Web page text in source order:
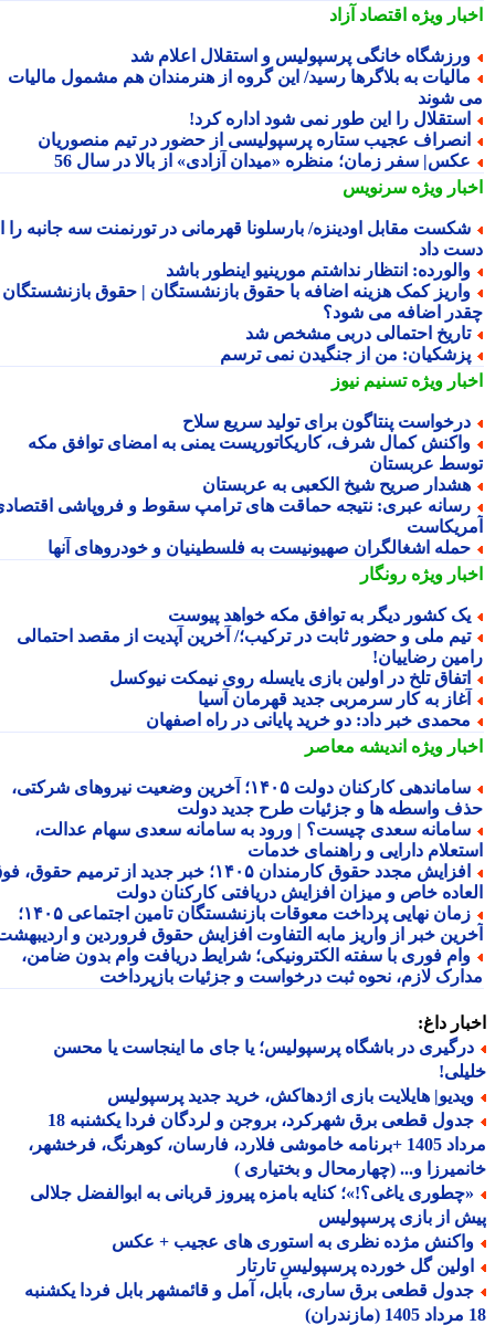
ویژهاقتصاد آزاد
خانگی پرسپولیس و استقلال اعلام شد
به بلاگرها رسید/ این گروه از هنرمندان هم مشمول مالیات
شوند
را این طور نمی شود اداره کرد!
عجیب ستاره پرسپولیسی از حضور در تیم منصوریان
سفر زمان؛ منظره «میدان آزادی» از بالا در سال 56
ویژهسرنویس
مقابل اودینزه/ بارسلونا قهرمانی در تورنمنت سه جانبه را از
داد
انتظار نداشتم مورینیو اینطور باشد
کمک هزینه اضافه با حقوق بازنشستگان | حقوق بازنشستگان
اضافه می شود؟
احتمالی دربی مشخص شد
من از جنگیدن نمی ترسم
ویژهتسنیم نیوز
پنتاگون برای تولید سریع سلاح
کمال شرف، کاریکاتوریست یمنی به امضای توافق مکه
عربستان
صریح شیخ الکعبی به عربستان
عبری: نتیجه حماقت های ترامپ سقوط و فروپاشی اقتصادی
اشغالگران صهیونیست به فلسطینیان و خودروهای آنها
ویژهرونگار
کشور دیگر به توافق مکه خواهد پیوست
ملی و حضور ثابت در ترکیب؛/ آخرین آپدیت از مقصد احتمالی
رضاییان!
تلخ در اولین بازی یایسله روی نیمکت نیوکسل
به کار سرمربی جدید قهرمان آسیا
خبر داد: دو خرید پایانی در راه اصفهان
ویژهاندیشه معاصر
ساماندهی کارکنان دولت ۱۴۰۵؛ آخرین وضعیت نیروهای شرکتی،
واسطه ها و جزئیات طرح جدید دولت
سعدی چیست؟ | ورود به سامانه سعدی سهام عدالت،
دارایی و راهنمای خدمات
افزایش مجدد حقوق کارمندان ۱۴۰۵؛ خبر جدید از ترمیم حقوق، فوق
خاص و میزان افزایش دریافتی کارکنان دولت
زمان نهایی پرداخت معوقات بازنشستگان تامین اجتماعی ۱۴۰۵؛
خبر از واریز مابه التفاوت افزایش حقوق فروردین و اردیبهشت
فوری با سفته الکترونیکی؛ شرایط دریافت وام بدون ضامن،
لازم، نحوه ثبت درخواست و جزئیات بازپرداخت
داغ:
در باشگاه پرسپولیس؛ یا جای ما اینجاست یا محسن
هایلایت بازی اژدهاکش، خرید جدید پرسپولیس
جدول قطعی برق شهرکرد، بروجن و لردگان فردا یکشنبه 18
مرداد 1405 +برنامه خاموشی فلارد، فارسان، کوهرنگ، فرخشهر،
و... (چهارمحال و بختیاری )
یاغی؟!»؛ کنایه بامزه پیروز قربانی به ابوالفضل جلالی
از بازی پرسپولیس
مژده نظری به استوری های عجیب + عکس
گل خورده پرسپولیسِ تارتار
قطعی برق ساری، بابل، آمل و قائمشهر بابل فردا یکشنبه